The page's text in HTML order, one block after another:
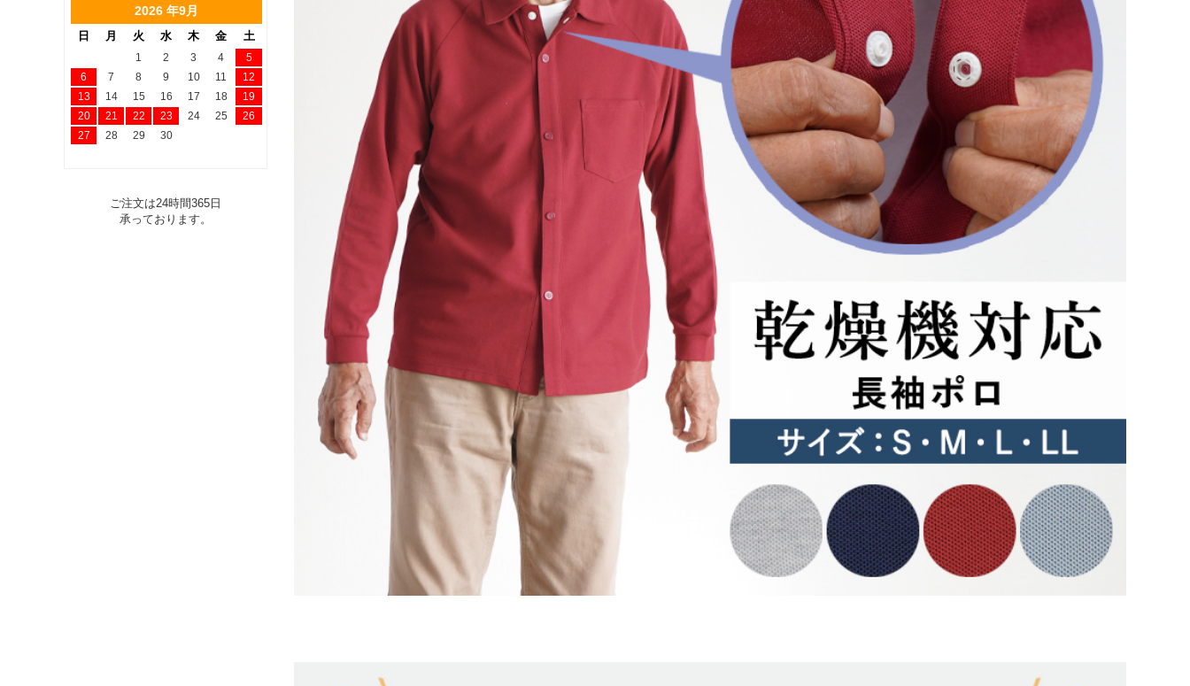
2026 年9月
日 月 火 水 木 金 土
1 2 3 4
5
6
7 8 9 10 11
12
13
14 15 16 17 18
19
20
21 22 23 24 25
26
27
28 29 30
ご注文は24時間365日
承っております。